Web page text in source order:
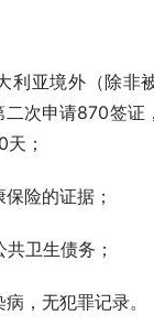
利亚境外（除非
次申请870签证
；
险的证据；
卫生债务；
，无犯罪记录。